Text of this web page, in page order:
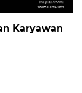
Karyawan